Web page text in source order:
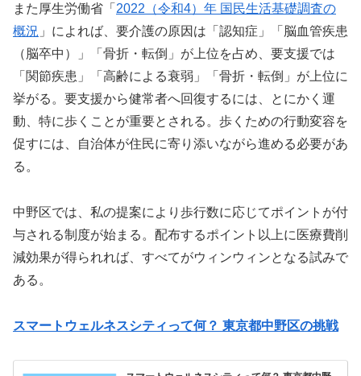
また厚生労働省「 2022（令和4）年 国民生活基礎調査の
概況 」によれば、要介護の原因は「認知症」「脳血管疾患
（脳卒中）」「骨折・転倒」が上位を占め、要支援では
「関節疾患」「高齢による衰弱」「骨折・転倒」が上位に
挙がる。要支援から健常者へ回復するには、とにかく運
動、特に歩くことが重要とされる。歩くための行動変容を
促すには、自治体が住民に寄り添いながら進める必要があ
る。
中野区では、私の提案により歩行数に応じてポイントが付
与される制度が始まる。配布するポイント以上に医療費削
減効果が得られれば、すべてがウィンウィンとなる試みで
ある。
スマートウェルネスシティって何？ 東京都中野区の挑戦